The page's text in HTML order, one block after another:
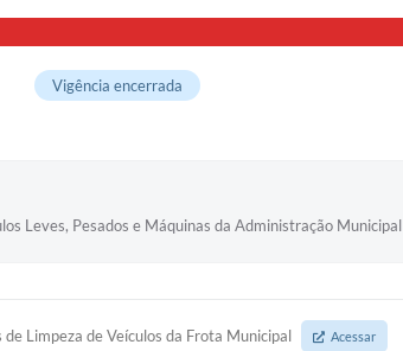
Vigência encerrada
Leves, Pesados e Máquinas da Administração Municipal
de Limpeza de Veículos da Frota Municipal Acessar